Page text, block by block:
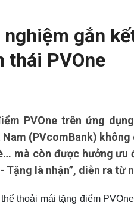
gắn
thái PVOne
PVOne trên ứng
(PVcomBank)
mà còn được hưởng
Tặng là nhận”, diễn ra từ
thoải mái tặng điểm